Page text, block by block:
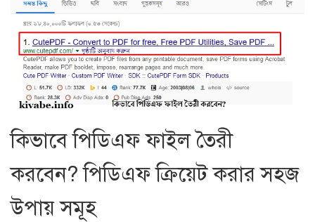
কিভাবে পিডিএফ ফাইল তৈরী
করবেন? পিডিএফ ক্রিয়েট করার সহজ
উপায় সমূহ